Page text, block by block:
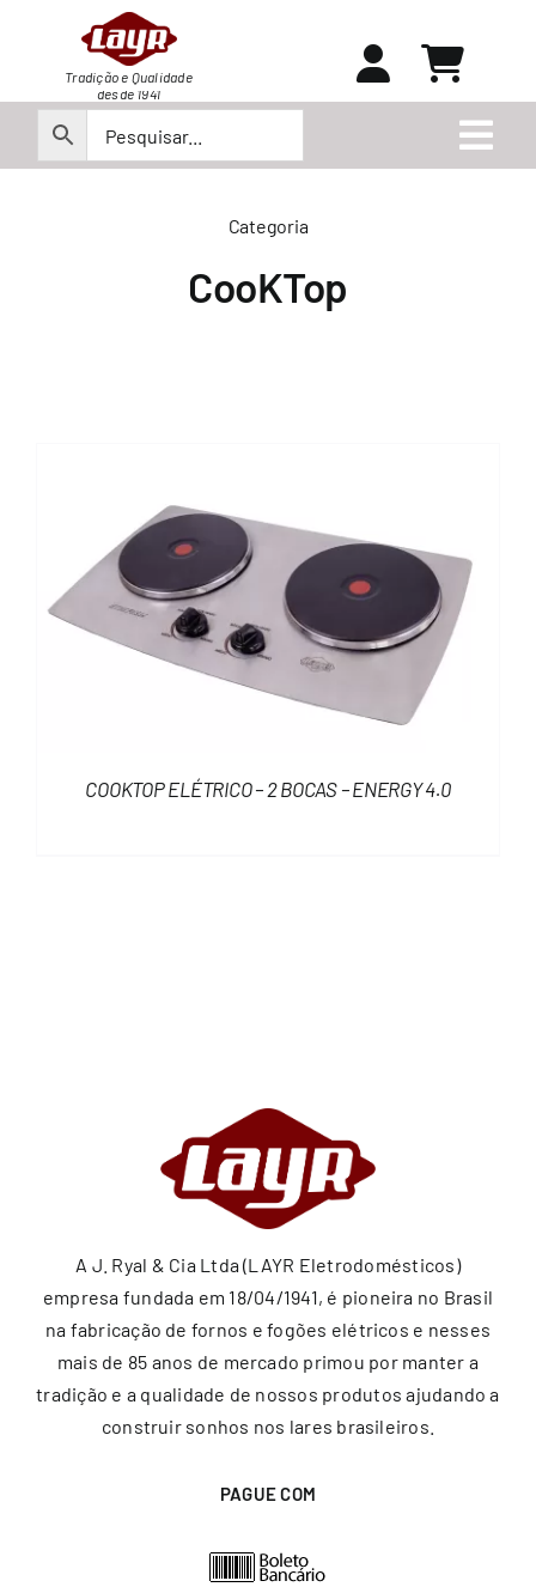
conteúdo
Tradição e Qualidade
desde 1941
Categoria
CooKTop
COOKTOP ELÉTRICO – 2 BOCAS – ENERGY 4.0
A J. Ryal & Cia Ltda (LAYR Eletrodomésticos)
empresa fundada em 18/04/1941, é pioneira no Brasil
na fabricação de fornos e fogões elétricos e nesses
mais de 85 anos de mercado primou por manter a
tradição e a qualidade de nossos produtos ajudando a
construir sonhos nos lares brasileiros.
PAGUE COM